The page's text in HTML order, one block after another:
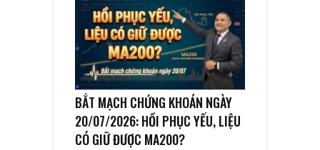
BẮT MẠCH CHỨNG KHOÁN NGÀY
20/07/2026: HỒI PHỤC YẾU, LIỆU
CÓ GIỮ ĐƯỢC MA200?